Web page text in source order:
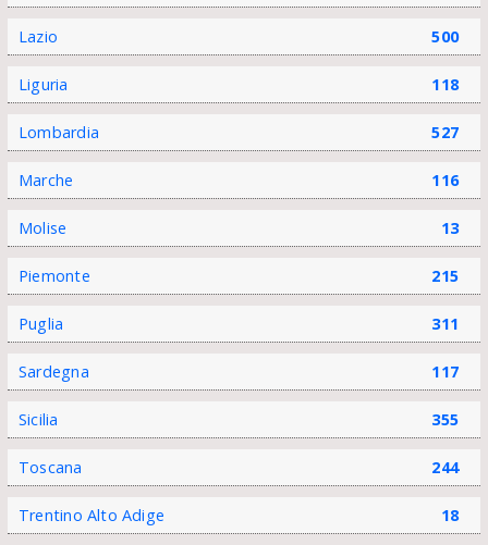
Lazio 500
Liguria 118
Lombardia 527
Marche 116
Molise 13
Piemonte 215
Puglia 311
Sardegna 117
Sicilia 355
Toscana 244
Trentino Alto Adige 18